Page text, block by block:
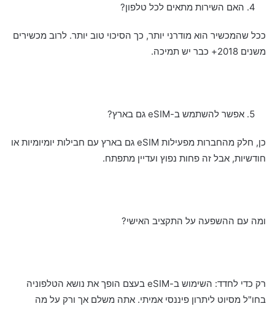
האם השירות מתאים לכל טלפון?
ככל שהמכשיר הוא מודרני יותר, כך הסיכוי טוב יותר. לרוב מכשירים
משנים 2018+ כבר יש תמיכה.
אפשר להשתמש ב-eSIM גם בארץ?
כן, חלק מהחברות מפעילות eSIM גם בארץ עם חבילות יומיומיות או
חודשיות, אבל זה פחות נפוץ ועדיין מתפתח.
ומה עם ההשפעה על התקציב האישי?
רק כדי לחדד: השימוש ב-eSIM בעצם הופך את נושא הטלפוניה
בחו"ל מסיוט ליתרון פיננסי אמיתי. אתה משלם אך ורק על מה